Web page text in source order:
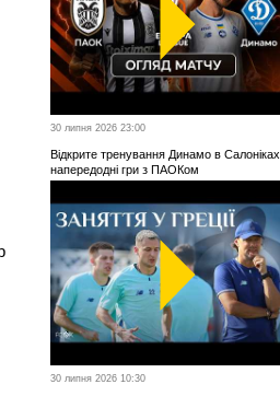
30 липня 2026 23:00
Відкрите тренування Динамо в Салоніках
напередодні гри з ПАОКом
30 липня 2026 10:30